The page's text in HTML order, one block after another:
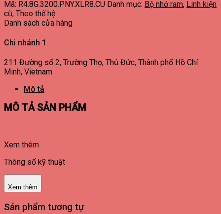
Mã: R4.8G.3200.PNY.XLR8.CU Danh mục: Bộ nhớ ram, Linh kiện
cũ, Theo thế hệ
Danh sách cửa hàng
Chi nhánh 1
211 Đường số 2, Trường Thọ, Thủ Đức, Thành phố Hồ Chí
Minh, Vietnam
Mô tả
MÔ TẢ SẢN PHẨM
Xem thêm
Thông số kỹ thuật
Xem thêm
Sản phẩm tương tự